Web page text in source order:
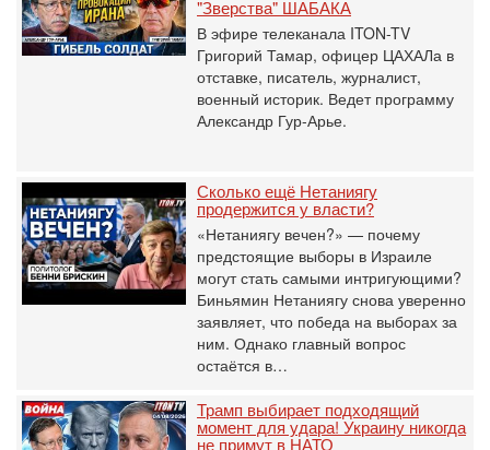
"Зверства" ШАБАКА
В эфире телеканала ITON-TV
Григорий Тамар, офицер ЦАХАЛа в
отставке, писатель, журналист,
военный историк. Ведет программу
Александр Гур-Арье.
Сколько ещё Нетаниягу
продержится у власти?
«Нетаниягу вечен?» — почему
предстоящие выборы в Израиле
могут стать самыми интригующими?
Биньямин Нетаниягу снова уверенно
заявляет, что победа на выборах за
ним. Однако главный вопрос
остаётся в…
Трамп выбирает подходящий
момент для удара! Украину никогда
не примут в НАТО